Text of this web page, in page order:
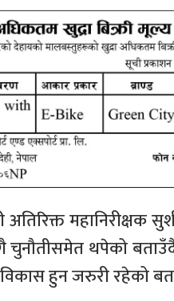
अतिरिक्त
थपेको बताउँदै
हुन जरुरी रहेको